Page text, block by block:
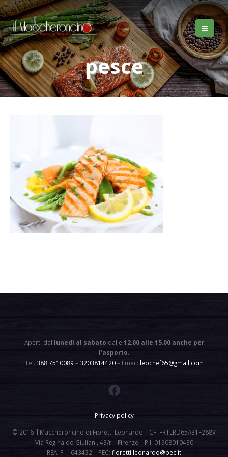
pesce
Aperti dal lunedì al sabato dalle 12.00 alle 15.00 anche per
l’asporto.
Tel. 388 7510089 – 3203814420– Email: leochef65@gmail.com
Privacy policy
© 2016 Il Maccheroncino di Fioretti Leonardo – CF: FRTLRD65A31F268V
Via Reginaldo Giuliani, 43/r – Firenze – P.I. 01908010430
REA: Fi – 643432 – PEC: fioretti.leonardo@pec.it